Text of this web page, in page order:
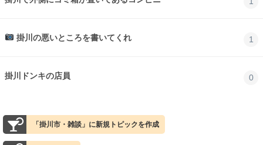
掛川の悪いところを書いてくれ 1
掛川ドンキの店員 0
「掛川市・雑談」に新規トピックを作成